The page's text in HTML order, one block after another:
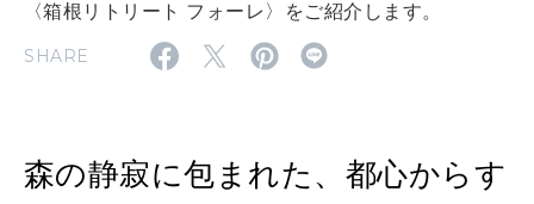
WORK&MONEY
いい人生って？
特集
〈箱根リトリート フォーレ〉をご紹介します。
SHARE
森の静寂に包まれた、都心からす